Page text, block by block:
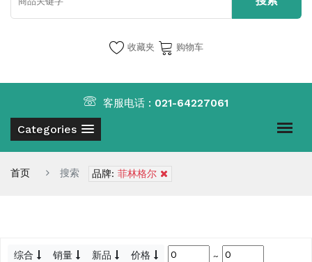
收藏夹 购物车
Categories
客服电话 : 021-64227061
首页 搜索 品牌: 菲林格尔
综合 销量 新品 价格
~